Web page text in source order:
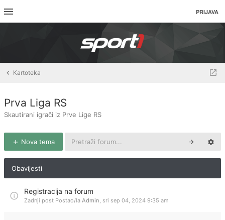
PRIJAVA
Kartoteka
Prva Liga RS
Skautirani igrači iz Prve Lige RS
Nova tema
Obavijesti
Registracija na forum
Zadnji post Postao/la Admin, sri sep 04, 2024 9:35 am